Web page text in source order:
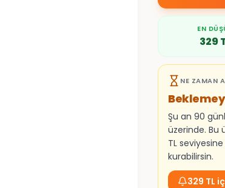
EN
329
NE ZAMAN
Şu an 90
üzerinde. Bu
TL
kurabilirsin.
329 TL